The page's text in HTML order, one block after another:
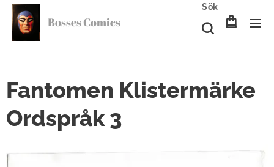
Bosses Comics
Sök
Fantomen Klistermärke
Ordspråk 3